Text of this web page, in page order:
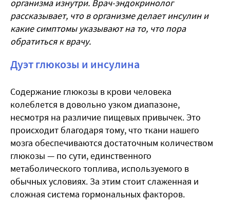
организма изнутри. Врач-эндокринолог
рассказывает, что в организме делает инсулин и
какие симптомы указывают на то, что пора
обратиться к врачу.
Дуэт глюкозы и инсулина
Содержание глюкозы в крови человека
колеблется в довольно узком диапазоне,
несмотря на различие пищевых привычек. Это
происходит благодаря тому, что ткани нашего
мозга обеспечиваются достаточным количеством
глюкозы — по сути, единственного
метаболического топлива, используемого в
обычных условиях. За этим стоит слаженная и
сложная система гормональных факторов.